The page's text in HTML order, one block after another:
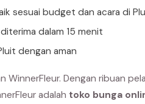
sesuai budget dan acara di
dalam 15 menit
dengan aman
Dengan ribuan
adalah toko bunga